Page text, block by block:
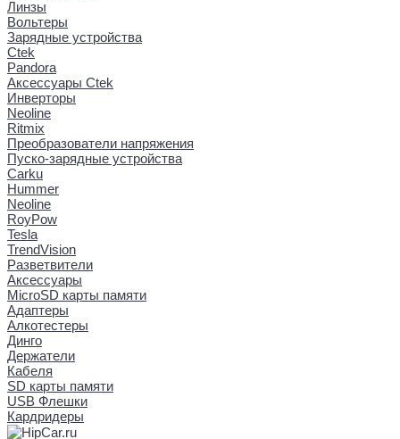
Линзы
Вольтеры
Зарядные устройства
Ctek
Pandora
Аксессуары Ctek
Инверторы
Neoline
Ritmix
Преобразователи напряжения
Пуско-зарядные устройства
Carku
Hummer
Neoline
RoyPow
Tesla
TrendVision
Разветвители
Аксессуары
MicroSD карты памяти
Адаптеры
Алкотестеры
Динго
Держатели
Кабеля
SD карты памяти
USB Флешки
Кардридеры